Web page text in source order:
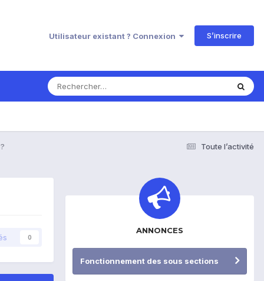
Utilisateur existant ? Connexion S’inscrire
Toute l’activité
0
ANNONCES
Fonctionnement des sous sections